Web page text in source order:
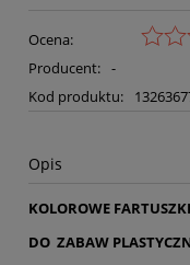
Ocena:
Producent: -
Kod produktu:
Opis
KOLOROWE
DO ZABAW